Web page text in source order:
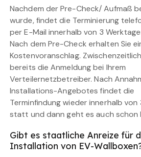
Nachdem der Pre-Check/ Aufmaß
wurde, findet die Terminierung
per E-Mail innerhalb von 3
Nach dem Pre-Check erhalten Sie
Kostenvoranschlag.
bereits die Anmeldung bei Ihrem
Verteilernetzbetreiber. Nach
Installations-Angebotes findet die
Terminfindung wieder innerhalb von
statt und dann geht es auch schon
Gibt es staatliche Anreize für
Installation von EV-